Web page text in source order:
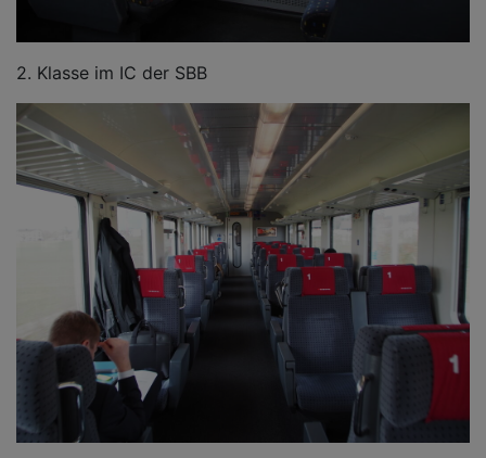
2. Klasse im IC der SBB